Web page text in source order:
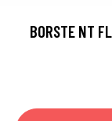
BORSTE NT